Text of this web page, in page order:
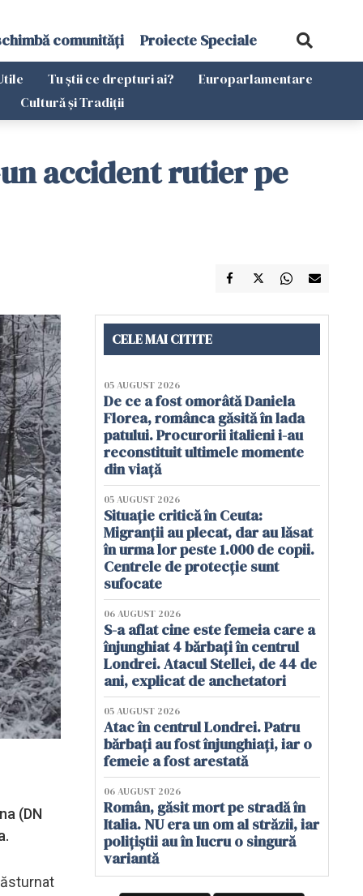
comunități Proiecte Speciale
Tu știi ce drepturi ai?
Europarlamentare
Cultură și Tradiții
accident rutier pe
(DN
CELE MAI CITITE
05 AUGUST 2026
De ce a fost omorâtă Daniela
Florea, românca găsită în lada
patului. Procurorii italieni i-au
reconstituit ultimele momente
din viață
05 AUGUST 2026
Situație critică în Ceuta:
Migranții au plecat, dar au lăsat
în urma lor peste 1.000 de copii.
Centrele de protecție sunt
sufocate
06 AUGUST 2026
S-a aflat cine este femeia care a
înjunghiat 4 bărbați în centrul
Londrei. Atacul Stellei, de 44 de
ani, explicat de anchetatori
05 AUGUST 2026
Atac în centrul Londrei. Patru
bărbați au fost înjunghiați, iar o
femeie a fost arestată
06 AUGUST 2026
Român, găsit mort pe stradă în
Italia. NU era un om al străzii, iar
polițiștii au în lucru o singură
variantă